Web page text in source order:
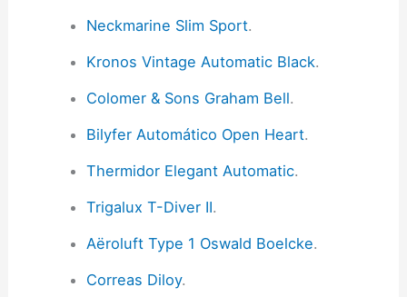
Neckmarine Slim Sport.
Kronos Vintage Automatic Black.
Colomer & Sons Graham Bell.
Bilyfer Automático Open Heart.
Thermidor Elegant Automatic.
Trigalux T-Diver II.
Aëroluft Type 1 Oswald Boelcke.
Correas Diloy.